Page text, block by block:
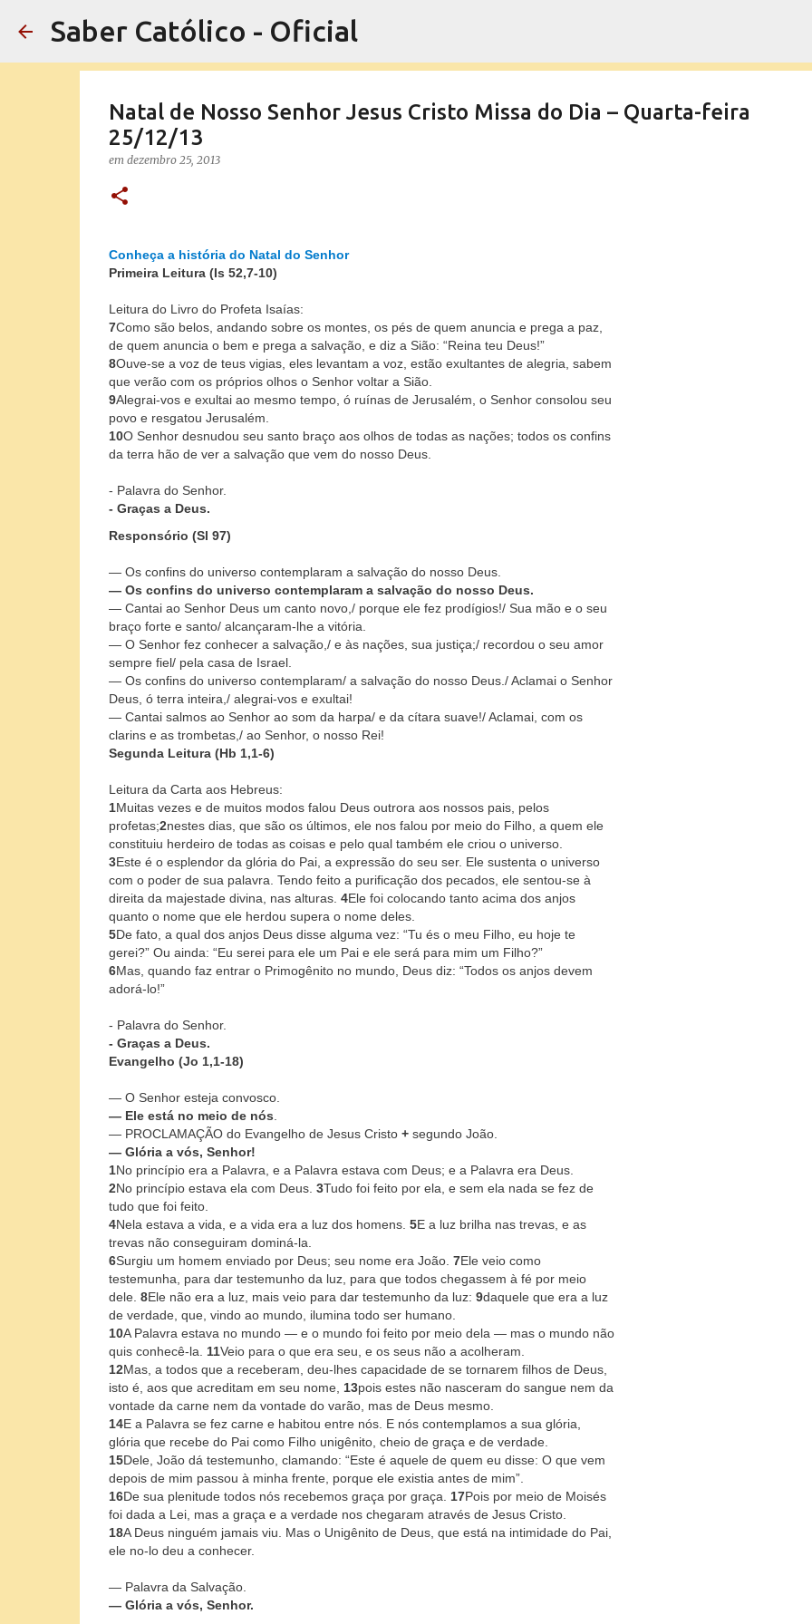
Saber Católico - Oficial
Natal de Nosso Senhor Jesus Cristo Missa do Dia – Quarta-feira
25/12/13
em dezembro 25, 2013
Conheça a história do Natal do Senhor
Primeira Leitura (Is 52,7-10)
Leitura do Livro do Profeta Isaías:
7Como são belos, andando sobre os montes, os pés de quem anuncia e prega a paz,
de quem anuncia o bem e prega a salvação, e diz a Sião: “Reina teu Deus!”
8Ouve-se a voz de teus vigias, eles levantam a voz, estão exultantes de alegria, sabem
que verão com os próprios olhos o Senhor voltar a Sião.
9Alegrai-vos e exultai ao mesmo tempo, ó ruínas de Jerusalém, o Senhor consolou seu
povo e resgatou Jerusalém.
10O Senhor desnudou seu santo braço aos olhos de todas as nações; todos os confins
da terra hão de ver a salvação que vem do nosso Deus.
- Palavra do Senhor.
- Graças a Deus.
Responsório (Sl 97)
— Os confins do universo contemplaram a salvação do nosso Deus.
— Os confins do universo contemplaram a salvação do nosso Deus.
— Cantai ao Senhor Deus um canto novo,/ porque ele fez prodígios!/ Sua mão e o seu
braço forte e santo/ alcançaram-lhe a vitória.
— O Senhor fez conhecer a salvação,/ e às nações, sua justiça;/ recordou o seu amor
sempre fiel/ pela casa de Israel.
— Os confins do universo contemplaram/ a salvação do nosso Deus./ Aclamai o Senhor
Deus, ó terra inteira,/ alegrai-vos e exultai!
— Cantai salmos ao Senhor ao som da harpa/ e da cítara suave!/ Aclamai, com os
clarins e as trombetas,/ ao Senhor, o nosso Rei!
Segunda Leitura (Hb 1,1-6)
Leitura da Carta aos Hebreus:
1Muitas vezes e de muitos modos falou Deus outrora aos nossos pais, pelos
profetas;2nestes dias, que são os últimos, ele nos falou por meio do Filho, a quem ele
constituiu herdeiro de todas as coisas e pelo qual também ele criou o universo.
3Este é o esplendor da glória do Pai, a expressão do seu ser. Ele sustenta o universo
com o poder de sua palavra. Tendo feito a purificação dos pecados, ele sentou-se à
direita da majestade divina, nas alturas. 4Ele foi colocando tanto acima dos anjos
quanto o nome que ele herdou supera o nome deles.
5De fato, a qual dos anjos Deus disse alguma vez: “Tu és o meu Filho, eu hoje te
gerei?” Ou ainda: “Eu serei para ele um Pai e ele será para mim um Filho?”
6Mas, quando faz entrar o Primogênito no mundo, Deus diz: “Todos os anjos devem
adorá-lo!”
- Palavra do Senhor.
- Graças a Deus.
Evangelho (Jo 1,1-18)
— O Senhor esteja convosco.
— Ele está no meio de nós
— PROCLAMAÇÃO do Evangelho de Jesus Cristo+segundo João.
— Glória a vós, Senhor!
1No princípio era a Palavra, e a Palavra estava com Deus; e a Palavra era Deus.
2No princípio estava ela com Deus. 3Tudo foi feito por ela, e sem ela nada se fez de
tudo que foi feito.
4Nela estava a vida, e a vida era a luz dos homens. 5E a luz brilha nas trevas, e as
trevas não conseguiram dominá-la.
6Surgiu um homem enviado por Deus; seu nome era João. 7Ele veio como
testemunha, para dar testemunho da luz, para que todos chegassem à fé por meio
dele. 8Ele não era a luz, mais veio para dar testemunho da luz: 9daquele que era a luz
de verdade, que, vindo ao mundo, ilumina todo ser humano.
10A Palavra estava no mundo — e o mundo foi feito por meio dela — mas o mundo não
quis conhecê-la. 11Veio para o que era seu, e os seus não a acolheram.
12Mas, a todos que a receberam, deu-lhes capacidade de se tornarem filhos de Deus,
isto é, aos que acreditam em seu nome, 13pois estes não nasceram do sangue nem da
vontade da carne nem da vontade do varão, mas de Deus mesmo.
14E a Palavra se fez carne e habitou entre nós. E nós contemplamos a sua glória,
glória que recebe do Pai como Filho unigênito, cheio de graça e de verdade.
15Dele, João dá testemunho, clamando: “Este é aquele de quem eu disse: O que vem
depois de mim passou à minha frente, porque ele existia antes de mim”.
16De sua plenitude todos nós recebemos graça por graça. 17Pois por meio de Moisés
foi dada a Lei, mas a graça e a verdade nos chegaram através de Jesus Cristo.
18A Deus ninguém jamais viu. Mas o Unigênito de Deus, que está na intimidade do Pai,
ele no-lo deu a conhecer.
— Palavra da Salvação.
— Glória a vós, Senhor.